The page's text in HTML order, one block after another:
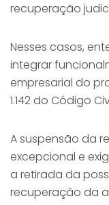
recuperação
Nesses casos,
integrar
empresarial do
1.142 do Código
A suspensão da
excepcional e
a retirada da
recuperação da